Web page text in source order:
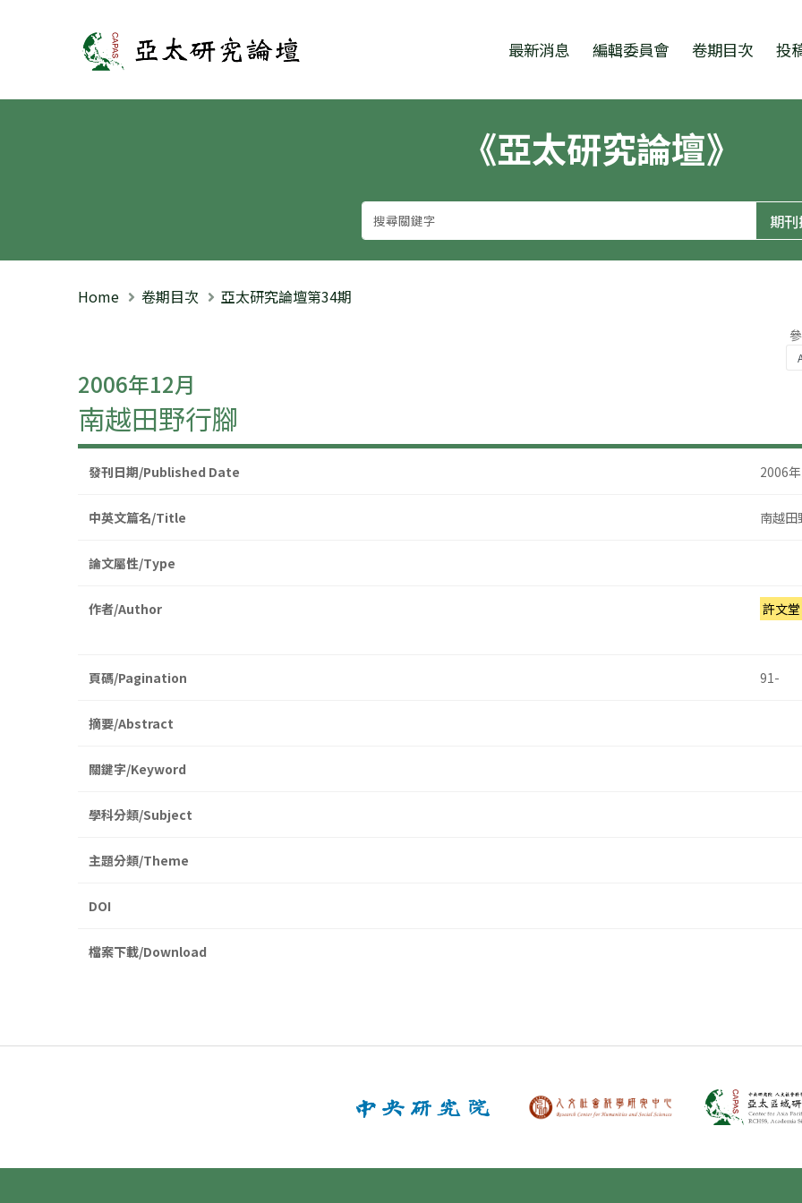
亞太研究論壇 最新消息 編輯委員會 卷期目次 投
《亞太研究論壇》
Home 卷期目次 亞太研究論壇第34期
2006年12月
南越田野行腳
發刊日期/Published Date 2006
中英文篇名/Title 南越田
論文屬性/Type
作者/Author 許文堂
頁碼/Pagination 91-
摘要/Abstract
關鍵字/Keyword
學科分類/Subject
主題分類/Theme
DOI
檔案下載/Download